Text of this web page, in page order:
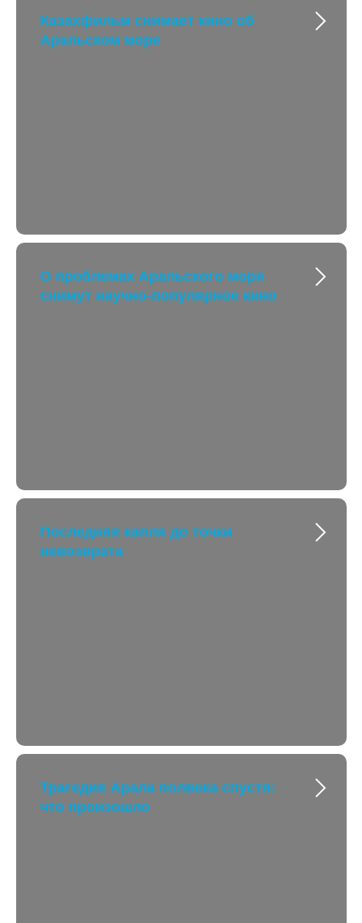
Казахфильм снимает кино об
Аральском море
О проблемах Аральского моря
снимут научно-популярное кино
Последняя капля до точки
невозврата
Трагедия Арала полвека спустя:
что произошло